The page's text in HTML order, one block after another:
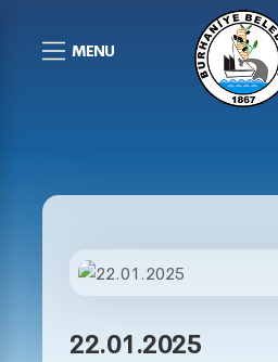
MENU
22.01.2025